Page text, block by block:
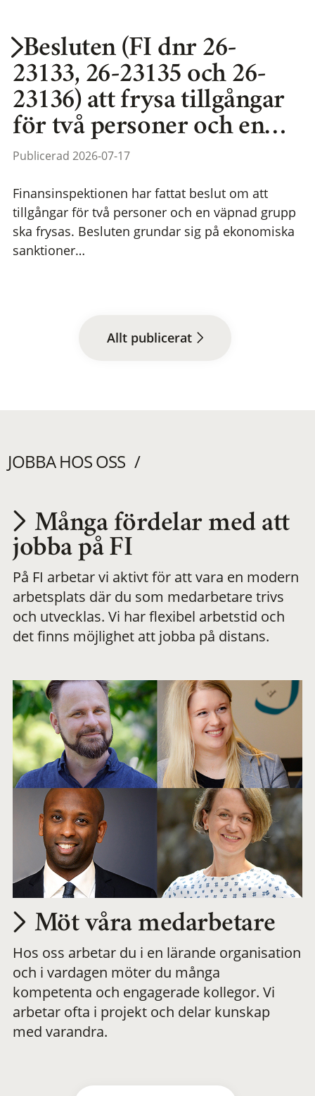
Besluten (FI dnr 26-
23133, 26-23135 och 26-
23136) att frysa tillgångar
för två personer och en…
Publicerad 2026-07-17
Finansinspektionen har fattat beslut om att
tillgångar för två personer och en väpnad grupp
ska frysas. Besluten grundar sig på ekonomiska
sanktioner…
Allt publicerat
JOBBA HOS OSS
Utvecklas på en
meningsfull och
flexibel
Många fördelar med att
jobba på FI
På FI arbetar vi aktivt för att vara en modern
arbetsplats där du som medarbetare trivs
och utvecklas. Vi har flexibel arbetstid och
det finns möjlighet att jobba på distans.
Möt våra medarbetare
Hos oss arbetar du i en lärande organisation
och i vardagen möter du många
kompetenta och engagerade kollegor. Vi
arbetar ofta i projekt och delar kunskap
med varandra.